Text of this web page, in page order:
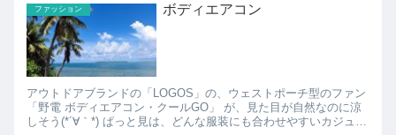
ファッション ボディエアコン
アウトドアブランドの「LOGOS」の、ウェストポーチ型のファン
「野電 ボディエアコン・クールGO」 が、見た目が自然なのに涼
しそう(*´∀｀*) ぱっと見は、どんな服装にも合わせやすいカジュア